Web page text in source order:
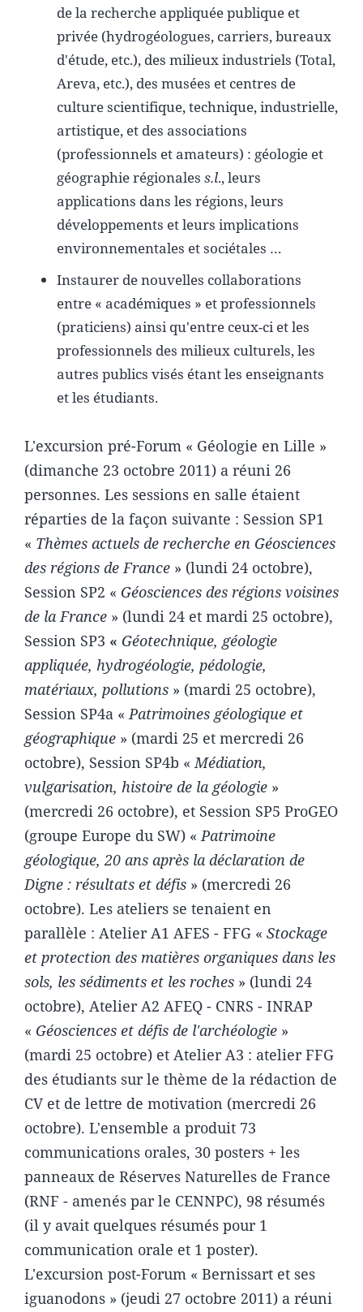
de la recherche appliquée publique et
privée (hydrogéologues, carriers, bureaux
d'étude, etc.), des milieux industriels (Total,
Areva, etc.), des musées et centres de
culture scientifique, technique, industrielle,
artistique, et des associations
(professionnels et amateurs) : géologie et
géographie régionales s.l., leurs
applications dans les régions, leurs
développements et leurs implications
environnementales et sociétales …
Instaurer de nouvelles collaborations
entre « académiques » et professionnels
(praticiens) ainsi qu'entre ceux-ci et les
professionnels des milieux culturels, les
autres publics visés étant les enseignants
et les étudiants.
L'excursion pré-Forum « Géologie en Lille »
(dimanche 23 octobre 2011) a réuni 26
personnes. Les sessions en salle étaient
réparties de la façon suivante : Session SP1
« Thèmes actuels de recherche en Géosciences
des régions de France » (lundi 24 octobre),
Session SP2 « Géosciences des régions voisines
de la France » (lundi 24 et mardi 25 octobre),
Session SP3 « Géotechnique, géologie
appliquée, hydrogéologie, pédologie,
matériaux, pollutions » (mardi 25 octobre),
Session SP4a «Patrimoines géologique et
géographique » (mardi 25 et mercredi 26
octobre), Session SP4b «Médiation,
vulgarisation, histoire de la géologie »
(mercredi 26 octobre), et Session SP5 ProGEO
(groupe Europe du SW) «Patrimoine
géologique, 20 ans après la déclaration de
Digne : résultats et défis » (mercredi 26
octobre). Les ateliers se tenaient en
parallèle : Atelier A1 AFES - FFG « Stockage
et protection des matières organiques dans les
sols, les sédiments et les roches » (lundi 24
octobre), Atelier A2 AFEQ - CNRS - INRAP
« Géosciences et défis de l'archéologie »
(mardi 25 octobre) et Atelier A3 : atelier FFG
des étudiants sur le thème de la rédaction de
CV et de lettre de motivation (mercredi 26
octobre). L'ensemble a produit 73
communications orales, 30 posters + les
panneaux de Réserves Naturelles de France
(RNF - amenés par le CENNPC), 98 résumés
(il y avait quelques résumés pour 1
communication orale et 1 poster).
L'excursion post-Forum « Bernissart et ses
iguanodons » (jeudi 27 octobre 2011) a réuni